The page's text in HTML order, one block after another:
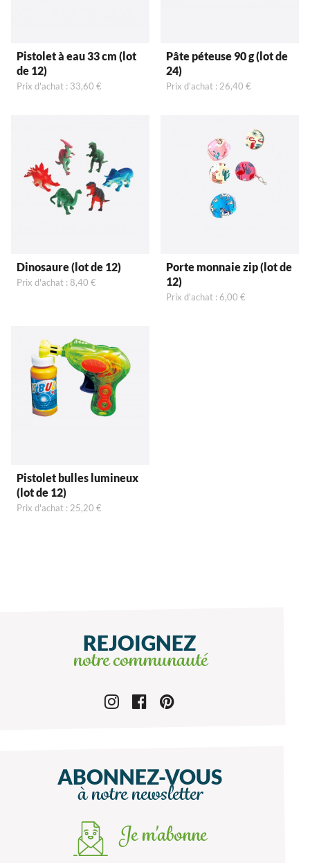
Pistolet à eau 33 cm (lot
de 12)
Prix d'achat : 33,60 €
Pâte péteuse 90 g (lot de
24)
Prix d'achat : 26,40 €
Dinosaure (lot de 12)
Prix d'achat : 8,40 €
Porte monnaie zip (lot de
12)
Prix d'achat : 6,00 €
Pistolet bulles lumineux
(lot de 12)
Prix d'achat : 25,20 €
REJOIGNEZ
notre communauté
ABONNEZ-VOUS
à notre newsletter
Je m'abonne